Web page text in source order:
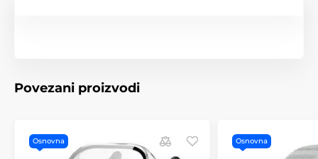
Povezani proizvodi
Osnovna Osnovna